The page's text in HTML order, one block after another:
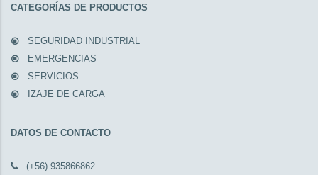
CATEGORÍAS DE PRODUCTOS
SEGURIDAD INDUSTRIAL
EMERGENCIAS
SERVICIOS
IZAJE DE CARGA
DATOS DE CONTACTO
(+56) 935866862